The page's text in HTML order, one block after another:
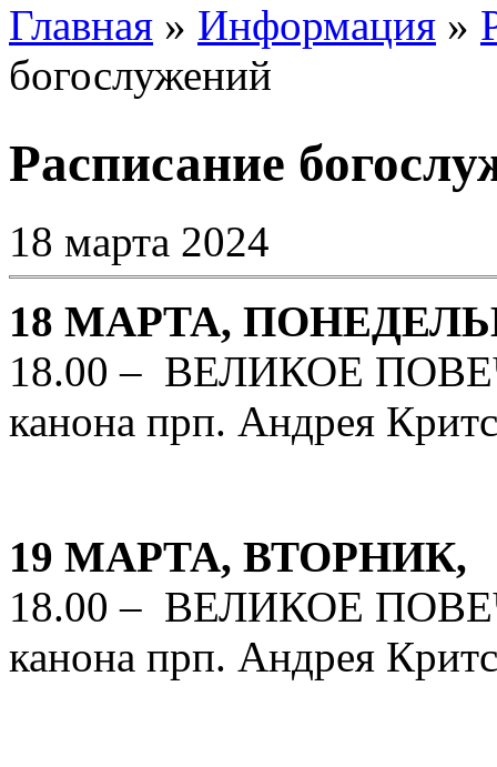
Вы здесь
Главная » Информация »
богослужений
Расписание
18 марта 2024
18 МАРТА,
18.00 – ВЕЛИКОЕ
канона прп. Андрея
19 МАРТА, ВТОРНИК,
18.00 – ВЕЛИКОЕ
канона прп. Андрея